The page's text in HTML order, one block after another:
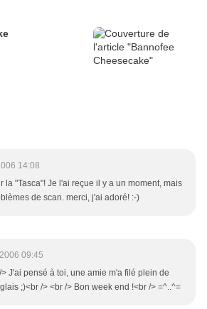
14:08
la "Tasca"! Je l'ai reçue il y a un moment, mais
de scan. merci, j'ai adoré! :-)
09:45
J'ai pensé à toi, une amie m'a filé plein de
;)<br /> <br /> Bon week end !<br /> =^..^=